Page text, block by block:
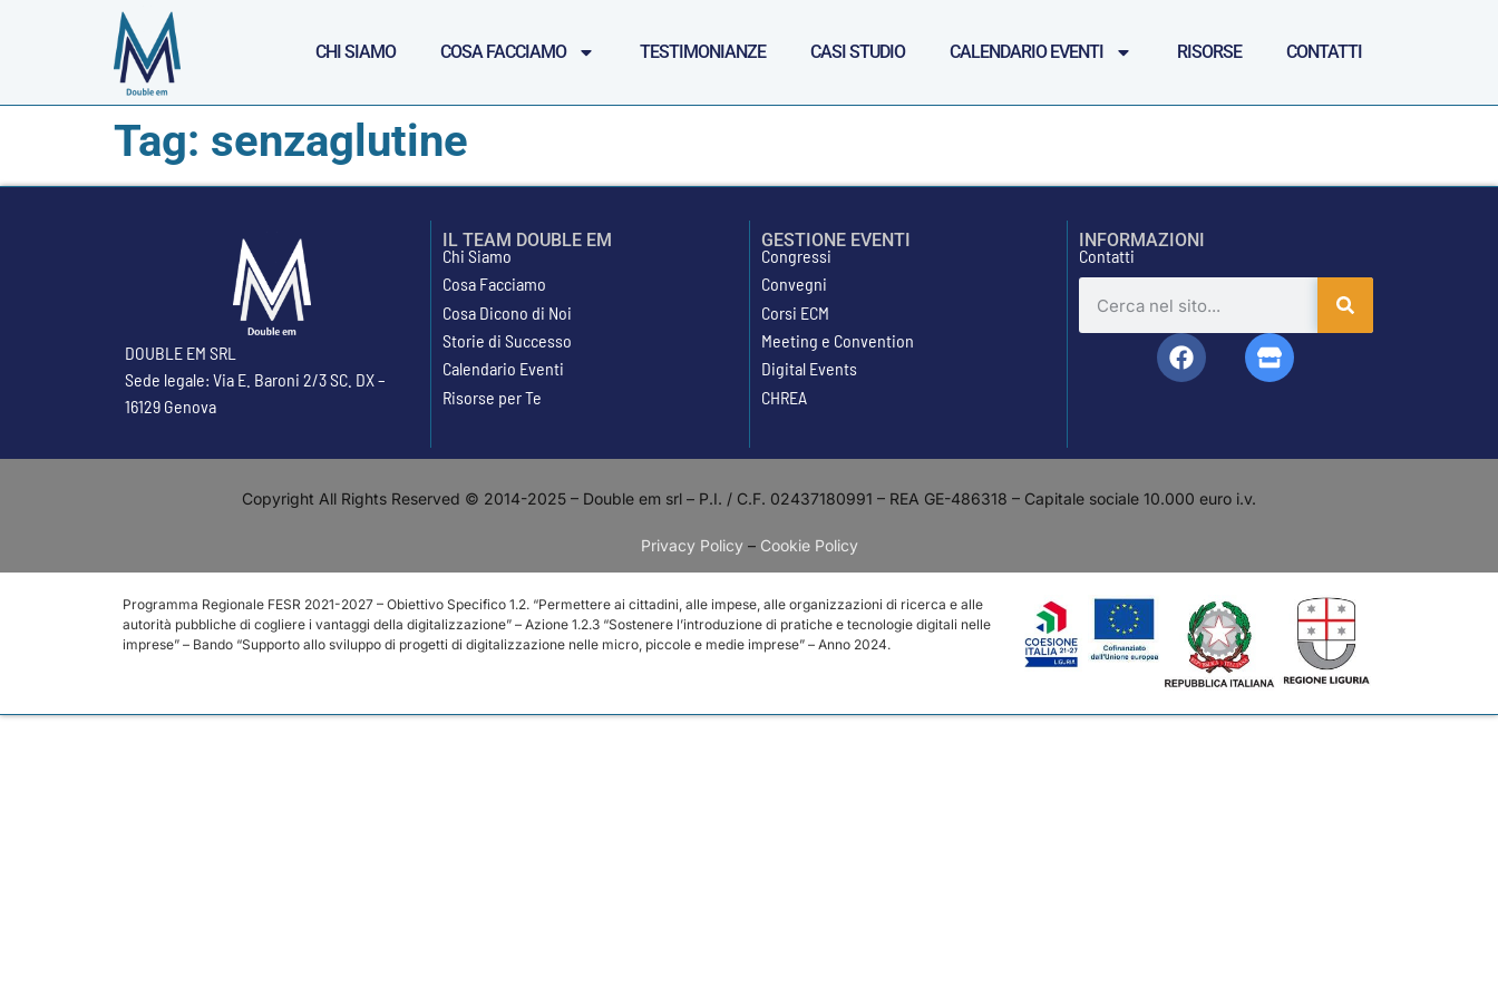
CHI SIAMO COSA FACCIAMO TESTIMONIANZE CASI STUDIO CALENDARIO EVENTI RISORSE CONTATTI
Tag: senzaglutine
DOUBLE EM SRL
Sede legale: Via E. Baroni 2/3 SC. DX –
16129 Genova
IL TEAM DOUBLE EM
Chi Siamo
Cosa Facciamo
Cosa Dicono di Noi
Storie di Successo
Calendario Eventi
Risorse per Te
GESTIONE EVENTI
Congressi
Convegni
Corsi ECM
Meeting e Convention
Digital Events
CHREA
INFORMAZIONI
Contatti
Copyright All Rights Reserved © 2014-2025 – Double em srl – P.I. / C.F. 02437180991 – REA GE-486318 – Capitale sociale 10.000 euro i.v.
Privacy Policy– Cookie Policy
Programma Regionale FESR 2021-2027 – Obiettivo Specifico 1.2. “Permettere ai cittadini, alle impese, alle organizzazioni di ricerca e alle
autorità pubbliche di cogliere i vantaggi della digitalizzazione” – Azione 1.2.3 “Sostenere l’introduzione di pratiche e tecnologie digitali nelle
imprese” – Bando “Supporto allo sviluppo di progetti di digitalizzazione nelle micro, piccole e medie imprese” – Anno 2024.